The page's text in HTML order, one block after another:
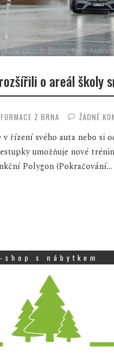
o areál školy
Z BRNA ŽÁDNÉ
řízení svého auta nebo si
umožňuje nové
Polygon (Pokračování...
shop s nábytkem